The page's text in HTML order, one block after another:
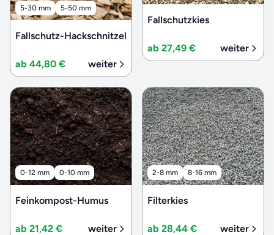
5-30 mm 5-50 mm
Fallschutz-Hackschnitzel
ab 44,80 € weiter
Fallschutzkies
ab 27,49 € weiter
0-12 mm 0-10 mm
Feinkompost-Humus
ab 21,42 € weiter
2-8 mm 8-16 mm
Filterkies
ab 28,44 € weiter